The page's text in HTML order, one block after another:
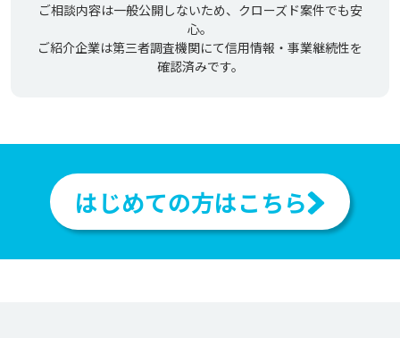
ご相談内容は一般公開しないため、クローズド案件でも安
心。
ご紹介企業は第三者調査機関にて信用情報・事業継続性を
確認済みです。
はじめての方はこちら